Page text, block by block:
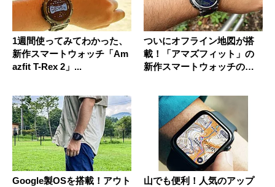
1週間使ってみてわかった、
新作スマートウォッチ「Am
azfit T-Rex 2」...
ついにオフライン地図が搭
載！「アマズフィット」の
新作スマートウォッチの性
Google製OSを搭載！アウト
山でも便利！人気のアップ